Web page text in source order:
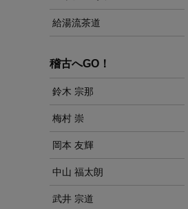
給湯流茶道
稽古へGO！
鈴木 宗那
梅村 崇
岡本 友輝
中山 福太朗
武井 宗道